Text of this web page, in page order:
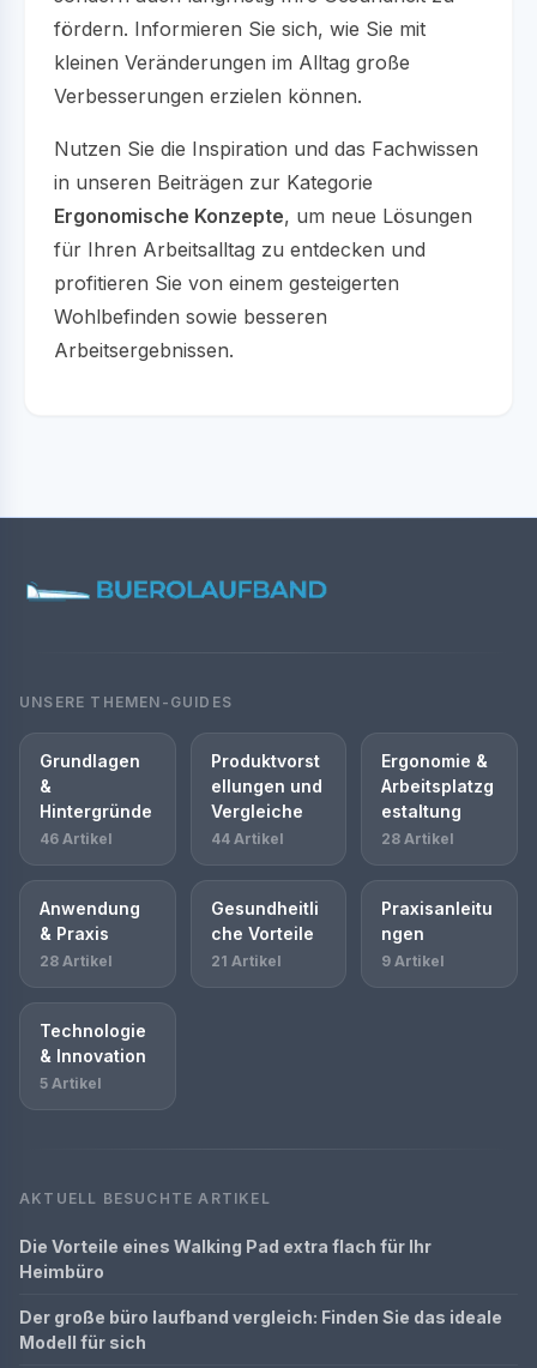
fördern. Informieren Sie sich, wie Sie mit
kleinen Veränderungen im Alltag große
Verbesserungen erzielen können.
Nutzen Sie die Inspiration und das Fachwissen
in unseren Beiträgen zur Kategorie
Ergonomische Konzepte, um neue Lösungen
für Ihren Arbeitsalltag zu entdecken und
profitieren Sie von einem gesteigerten
Wohlbefinden sowie besseren
Arbeitsergebnissen.
UNSERE THEMEN-GUIDES
Grundlagen
&
Hintergründe
46 Artikel
Produktvorst
ellungen und
Vergleiche
44 Artikel
Ergonomie &
Arbeitsplatzg
estaltung
28 Artikel
Anwendung
& Praxis
28 Artikel
Gesundheitli
che Vorteile
21 Artikel
Praxisanleitu
ngen
9 Artikel
Technologie
& Innovation
5 Artikel
AKTUELL BESUCHTE ARTIKEL
Die Vorteile eines Walking Pad extra flach für Ihr
Heimbüro
Der große büro laufband vergleich: Finden Sie das ideale
Modell für sich